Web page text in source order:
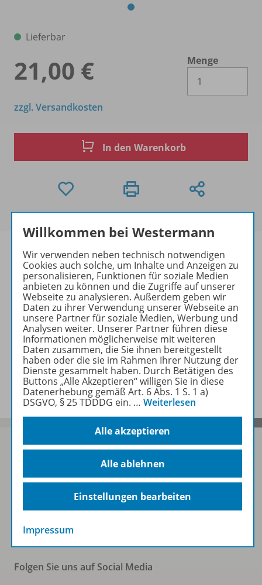
Lieferbar
21,00 €
Menge
zzgl. Versandkosten
In den Warenkorb
Produktinformationen
Zugehörige Produkte
Benachrichtigungs-Service
Sofort profitieren
Zum Newsletter anmelden
Folgen Sie uns auf Social Media
Willkommen bei Westermann
Wir verwenden neben technisch notwendigen
Cookies auch solche, um Inhalte und Anzeigen zu
personalisieren, Funktionen für soziale Medien
anbieten zu können und die Zugriffe auf unserer
Webseite zu analysieren. Außerdem geben wir
Daten zu ihrer Verwendung unserer Webseite an
unsere Partner für soziale Medien, Werbung und
Analysen weiter. Unserer Partner führen diese
Informationen möglicherweise mit weiteren
Daten zusammen, die Sie ihnen bereitgestellt
haben oder die sie im Rahmen Ihrer Nutzung der
Dienste gesammelt haben. Durch Betätigen des
Buttons „Alle Akzeptieren“ willigen Sie in diese
Datenerhebung gemäß Art. 6 Abs. 1 S. 1 a)
DSGVO, § 25 TDDDG ein. … Weiterlesen
Alle akzeptieren
Alle ablehnen
Einstellungen bearbeiten
Impressum